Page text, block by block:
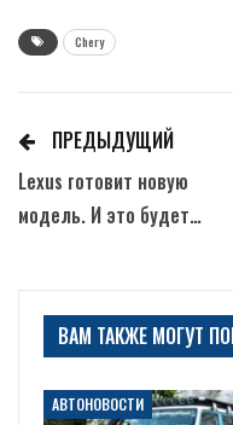
Chery
ПРЕДЫДУЩИЙ
Lexus готовит новую
модель. И это будет…
ВАМ ТАКЖЕ МОГУТ
АВТОНОВОСТИ